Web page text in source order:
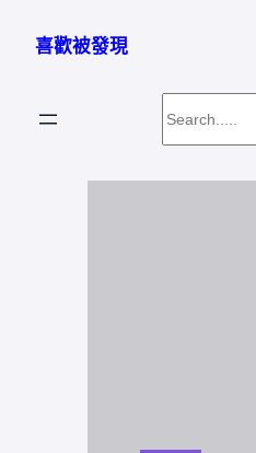
喜歡被發現